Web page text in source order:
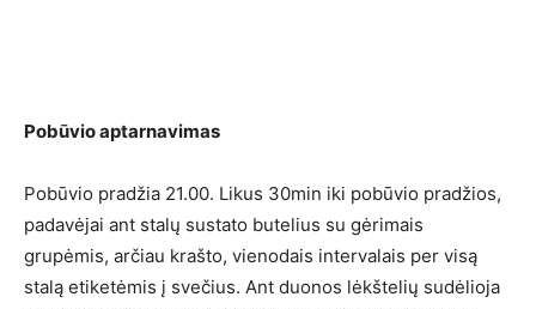
Pobūvio aptarnavimas
Pobūvio pradžia 21.00. Likus 30min iki pobūvio pradžios,
padavėjai ant stalų sustato butelius su gėrimais
grupėmis, arčiau krašto, vienodais intervalais per visą
stalą etiketėmis į svečius. Ant duonos lėkštelių sudėlioja